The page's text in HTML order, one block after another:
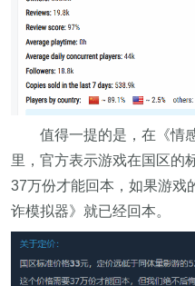
值得一提的是，在《情
里，官方表示游戏在国区的
37万份才能回本，如果游戏
诈模拟器》就已经回本。